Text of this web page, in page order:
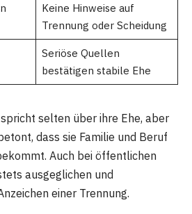
Keine Hinweise auf
Trennung oder Scheidung
Seriöse Quellen
bestätigen stabile Ehe
selten über ihre Ehe, aber
dass sie Familie und Beruf
Auch bei öffentlichen
ausgeglichen und
einer Trennung.